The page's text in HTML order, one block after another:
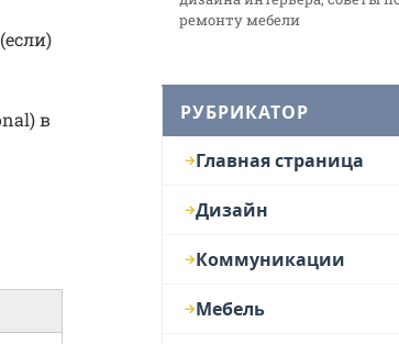
в
ремонту мебели
РУБРИКАТОР
Главная страница
Дизайн
Коммуникации
Мебель